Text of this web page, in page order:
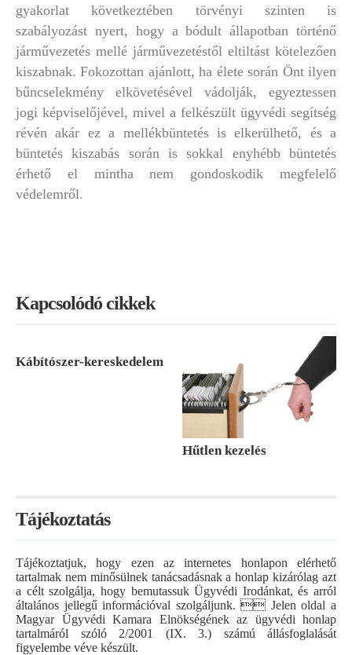
gyakorlat következtében törvényi szinten is
szabályozást nyert, hogy a bódult állapotban történő
járművezetés mellé járművezetéstől eltiltást kötelezően
kiszabnak. Fokozottan ajánlott, ha élete során Önt ilyen
bűncselekmény elkövetésével vádolják, egyeztessen
jogi képviselőjével, mivel a felkészült ügyvédi segítség
révén akár ez a mellékbüntetés is elkerülhető, és a
büntetés kiszabás során is sokkal enyhébb büntetés
érhető el mintha nem gondoskodik megfelelő
védelemről.
Kapcsolódó cikkek
Kábítószer-kereskedelem
Hűtlen kezelés
Tájékoztatás
Tájékoztatjuk, hogy ezen az internetes honlapon elérhető
tartalmak nem minősülnek tanácsadásnak a honlap kizárólag azt
a célt szolgálja, hogy bemutassuk Ügyvédi Irodánkat, és arról
általános jellegű információval szolgáljunk.  Jelen oldal a
Magyar Ügyvédi Kamara Elnökségének az ügyvédi honlap
tartalmáról szóló 2/2001 (IX. 3.) számú állásfoglalását
figyelembe véve készült.